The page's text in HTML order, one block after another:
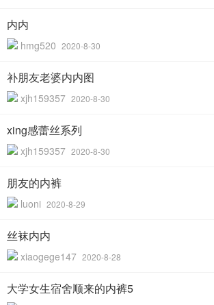
内内
hmg520 2020-8-30
补朋友老婆内内图
xjh159357 2020-8-30
xing感蕾丝系列
xjh159357 2020-8-30
朋友的内裤
luoni 2020-8-29
丝袜内内
xiaogege147 2020-8-28
大学女生宿舍顺来的内裤5